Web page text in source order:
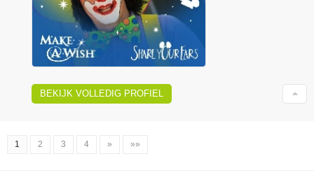
BEKIJK VOLLEDIG PROFIEL
1 2 3 4 » »»